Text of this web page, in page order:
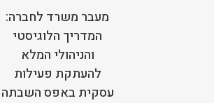
מעבר משרד לחברה:
המדריך הלוגיסטי
והניהולי המלא
להעתקת פעילות
עסקית באפס השבתה